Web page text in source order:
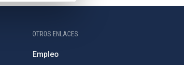
OTROS ENLACES
Empleo